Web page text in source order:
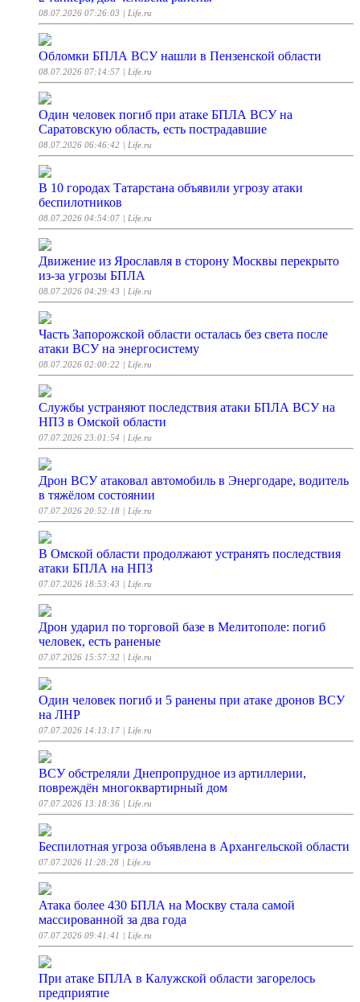
08.07.2026 07:26:03 | Life.ru
Обломки БПЛА ВСУ нашли в Пензенской области
08.07.2026 07:14:57 | Life.ru
Один человек погиб при атаке БПЛА ВСУ на
Саратовскую область, есть пострадавшие
08.07.2026 06:46:42 | Life.ru
В 10 городах Татарстана объявили угрозу атаки
беспилотников
08.07.2026 04:54:07 | Life.ru
Движение из Ярославля в сторону Москвы перекрыто
из-за угрозы БПЛА
08.07.2026 04:29:43 | Life.ru
Часть Запорожской области осталась без света после
атаки ВСУ на энергосистему
08.07.2026 02:00:22 | Life.ru
Службы устраняют последствия атаки БПЛА ВСУ на
НПЗ в Омской области
07.07.2026 23:01:54 | Life.ru
Дрон ВСУ атаковал автомобиль в Энергодаре, водитель
в тяжёлом состоянии
07.07.2026 20:52:18 | Life.ru
В Омской области продолжают устранять последствия
атаки БПЛА на НПЗ
07.07.2026 18:53:43 | Life.ru
Дрон ударил по торговой базе в Мелитополе: погиб
человек, есть раненые
07.07.2026 15:57:32 | Life.ru
Один человек погиб и 5 ранены при атаке дронов ВСУ
на ЛНР
07.07.2026 14:13:17 | Life.ru
ВСУ обстреляли Днепропрудное из артиллерии,
повреждён многоквартирный дом
07.07.2026 13:18:36 | Life.ru
Беспилотная угроза объявлена в Архангельской области
07.07.2026 11:28:28 | Life.ru
Атака более 430 БПЛА на Москву стала самой
массированной за два года
07.07.2026 09:41:41 | Life.ru
При атаке БПЛА в Калужской области загорелось
предприятие